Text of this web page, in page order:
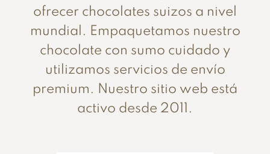
ofrecer chocolates suizos a nivel
mundial. Empaquetamos nuestro
chocolate con sumo cuidado y
utilizamos servicios de envío
premium. Nuestro sitio web está
activo desde 2011.